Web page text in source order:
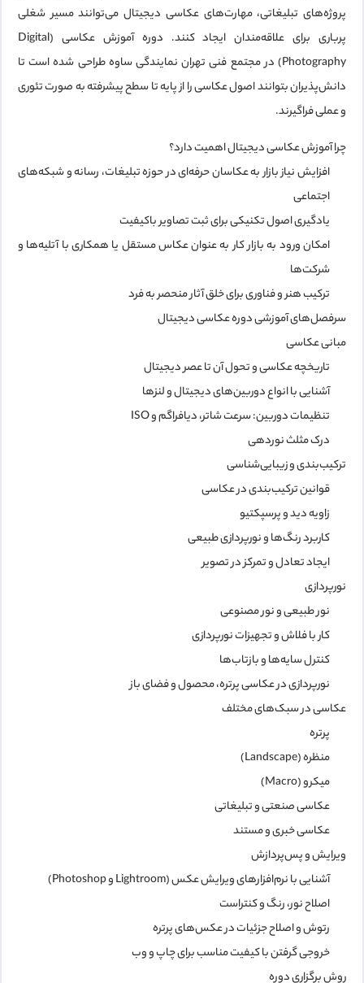
پروژه‌های تبلیغاتی، مهارت‌های عکاسی دیجیتال می‌توانند مسیر شغلی
پرباری برای علاقه‌مندان ایجاد کنند. دوره
آموزش عکاسی (Digital
Photography) درمجتمع فنی تهران نمایندگی ساوهطراحی شده است تا
دانش‌پذیران بتوانند اصول عکاسی را از پایه تا سطح پیشرفته به صورت تئوری
و عملی فراگیرند.
چرا آموزش عکاسی دیجیتال اهمیت دارد؟
افزایش نیاز بازار به عکاسان حرفه‌ای در حوزه تبلیغات، رسانه و شبکه‌های
اجتماعی
یادگیری اصول تکنیکی برای ثبت تصاویر باکیفیت
امکان ورود به بازار کار به عنوان عکاس مستقل یا همکاری با آتلیه‌ها و
شرکت‌ها
ترکیب هنر و فناوری برای خلق آثار منحصر به فرد
سرفصل‌های آموزشی دوره عکاسی دیجیتال
مبانی عکاسی
تاریخچه عکاسی و تحول آن تا عصر دیجیتال
آشنایی با انواع دوربین‌های دیجیتال و لنزها
تنظیمات دوربین: سرعت شاتر، دیافراگم و ISO
درک مثلث نوردهی
ترکیب‌بندی و زیبایی‌شناسی
قوانین ترکیب‌بندی در عکاسی
زاویه دید و پرسپکتیو
کاربرد رنگ‌ها و نورپردازی طبیعی
ایجاد تعادل و تمرکز در تصویر
نورپردازی
نور طبیعی و نور مصنوعی
کار با فلاش و تجهیزات نورپردازی
کنترل سایه‌ها و بازتاب‌ها
نورپردازی در عکاسی پرتره، محصول و فضای باز
عکاسی در سبک‌های مختلف
پرتره
منظره (Landscape)
میکرو (Macro)
عکاسی صنعتی و تبلیغاتی
عکاسی خبری و مستند
ویرایش و پس‌پردازش
آشنایی با نرم‌افزارهای ویرایش عکس (Lightroom و Photoshop)
اصلاح نور، رنگ و کنتراست
رتوش و اصلاح جزئیات در عکس‌های پرتره
خروجی گرفتن با کیفیت مناسب برای چاپ و وب
روش برگزاری دوره